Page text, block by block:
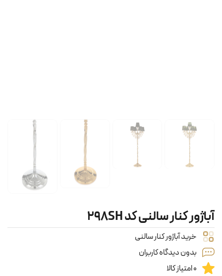
آباژور کنار سالنی کد 298SH
خرید آباژور کنار سالنی
بدون دیدگاه کاربران
0 امتیاز کالا